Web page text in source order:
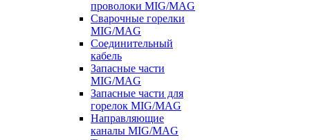
проволоки MIG/MAG
Сварочные горелки
MIG/MAG
Соединительный
кабель
Запасные части
MIG/MAG
Запасные части для
горелок MIG/MAG
Направляющие
каналы MIG/MAG